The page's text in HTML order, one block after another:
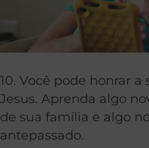
10. Você pode honrar
Jesus. Aprenda algo
de sua família e algo
antepassado.